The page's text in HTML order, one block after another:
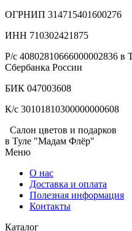
ОГРНИП 314715401600276
ИНН 710302421875
Р/с 40802810666000002836 в
Сбербанка России
БИК 047003608
К/с 30101810300000000608
Салон цветов и подарков
в Туле "Мадам Флёр"
Меню
О нас
Доставка и оплата
Полезная информация
Контакты
Каталог